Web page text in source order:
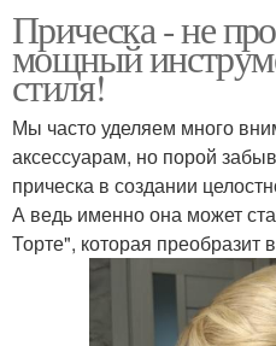
Прическа - не
мощный
стиля!
Мы часто уделяем много
аксессуарам, но порой
прическа в создании
А ведь именно она может
Торте", которая преобразит